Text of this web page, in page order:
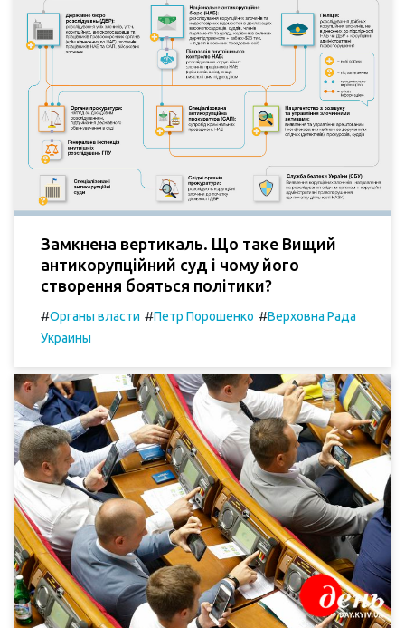
Замкнена вертикаль. Що таке Вищий
антикорупційний суд і чому його
створення бояться політики?
#Органы власти #Петр Порошенко #Верховна Рада
Украины